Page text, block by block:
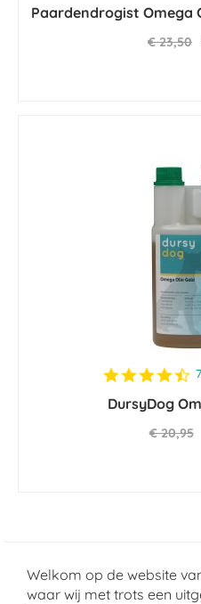
Paardendrogist Omega
€ 23,50
DursyDog
€ 20,95
Welkom op de website
waar wij met trots een